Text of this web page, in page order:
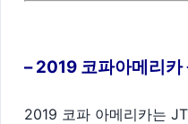
– 2019 코파아메리카
2019 코파 아메리카는